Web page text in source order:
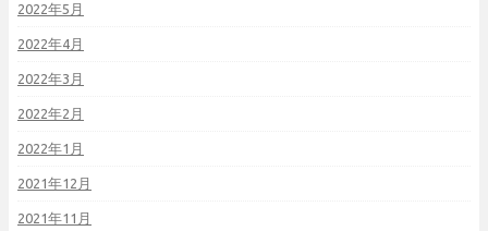
2022年5月
2022年4月
2022年3月
2022年2月
2022年1月
2021年12月
2021年11月